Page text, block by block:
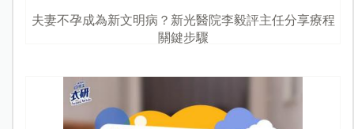
夫妻不孕成為新文明病？新光醫院李毅評主任分享療程
關鍵步驟